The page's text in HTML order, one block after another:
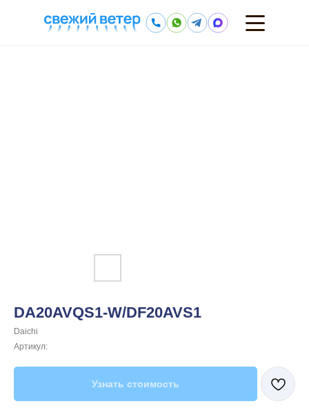
DA20AVQS1-W/DF20AVS1
Daichi
Артикул:
Узнать стоимость